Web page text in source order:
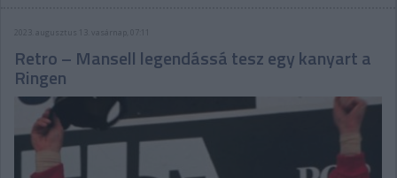
2023. augusztus 13. vasárnap, 07:11
Retro – Mansell legendássá tesz egy kanyart a
Ringen